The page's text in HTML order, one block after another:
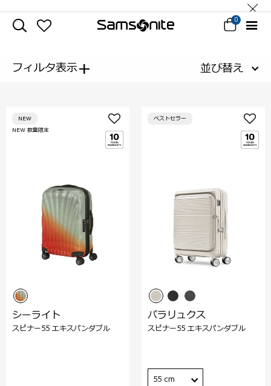
0
フィルタ表示+ 並び替え
NEW 数量限定
NEW
シーライト
スピナー55 エキスパンダブル
ベストセラー
パラリュクス
スピナー55 エキスパンダブル
55 cm